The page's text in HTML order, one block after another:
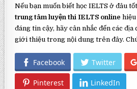
Nếu bạn muốn biết học IELTS ở đâu
trung tâm luyện thi IELTS online
đáng tin cậy, hãy cân nhắc đến các
giới thiệu trong nội dung trên đây.
Facebook Twitter
Pinterest LinkedIn